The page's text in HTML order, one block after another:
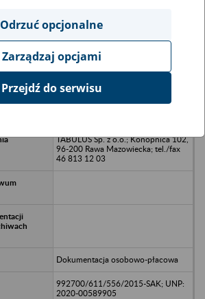
pozycje bazy
PROGÓR Sp. z o.o. - Rybnik, ul.
TABULUS Sp. z o.o.; Konopnica 102,
96-200 Rawa Mazowiecka; tel./fax
46 813 12 03
Dokumentacja osobowo-płacowa
992700/611/556/2015-SAK; UNP:
2020-00589905
Odrzuć opcjonalne
Zarządzaj opcjami
Przejdź do serwisu